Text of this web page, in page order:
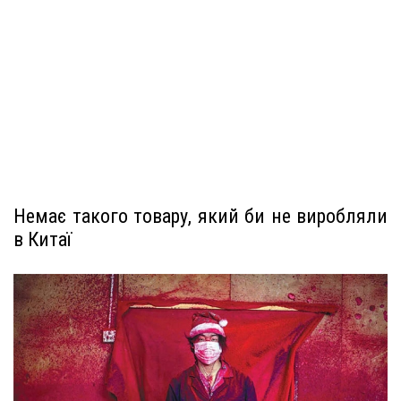
Немає такого товару, який би не виробляли
в Китаї